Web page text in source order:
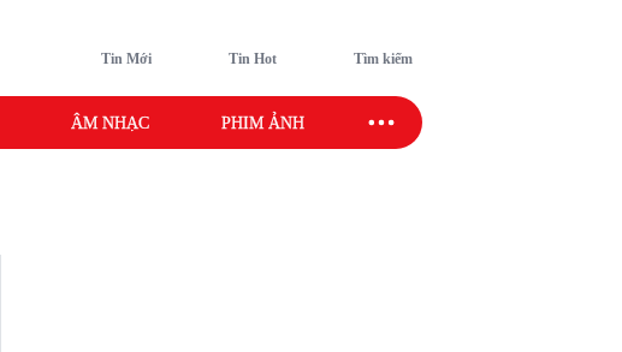
Tin Mới Tin Hot Tìm kiếm
ÂM NHẠC PHIM ẢNH SAO SPORT